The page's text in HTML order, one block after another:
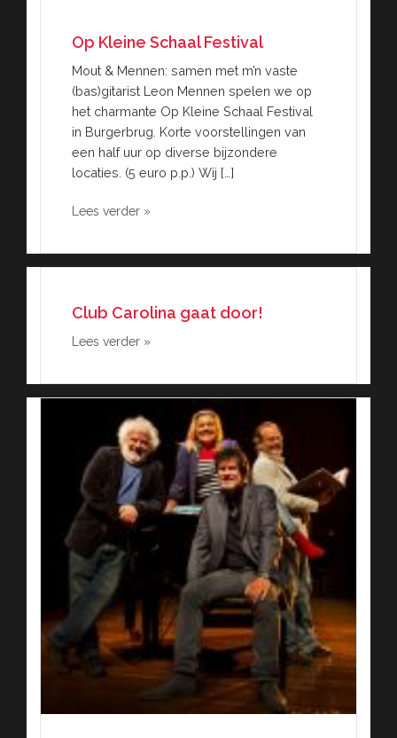
Op Kleine Schaal Festival
Mout & Mennen: samen met m’n vaste
(bas)gitarist Leon Mennen spelen we op
het charmante Op Kleine Schaal Festival
in Burgerbrug. Korte voorstellingen van
een half uur op diverse bijzondere
locaties. (5 euro p.p.) Wij […]
Lees verder »
Club Carolina gaat door!
Lees verder »